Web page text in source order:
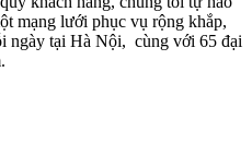
mạng lưới phục vụ rộng khắp,
ngày tại Hà Nội, cùng với 65 đại